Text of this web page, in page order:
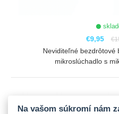
€9,95
Neviditeľné bezdrôtové
mikroslúchadlo s
Na vašom súkromí nám